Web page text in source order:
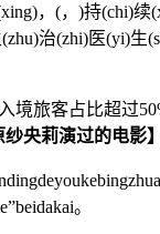
(，)持(chi)续
治(zhi)医(yi)生
旅客占比超过
纱央莉演过的电影】
。